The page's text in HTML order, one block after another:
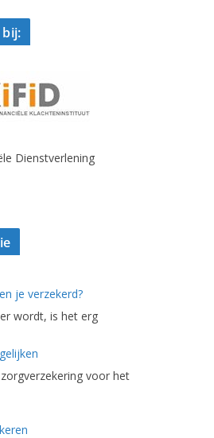
bij:
Dienstverlening
je verzekerd?
wordt, is het erg
voor het